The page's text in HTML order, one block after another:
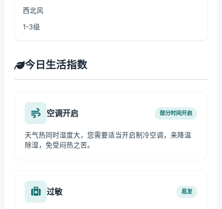
西北风
1-3级
今日生活指数
空调开启 部分时间开启
天气热同时湿度大，您需要适当开启制冷空调，来降温
除湿，免受闷热之苦。
过敏 易发